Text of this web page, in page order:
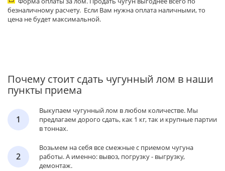
безналичному расчету. Если Вам нужна оплата наличными, то
цена не будет максимальной.
Почему стоит сдать чугунный лом в наши
пункты приема
1
Выкупаем чугунный лом в любом количестве. Мы
предлагаем дорого сдать, как 1 кг, так и крупные партии
в тоннах.
2
Возьмем на себя все смежные с приемом чугуна
работы. А именно: вывоз, погрузку - выгрузку,
демонтаж.